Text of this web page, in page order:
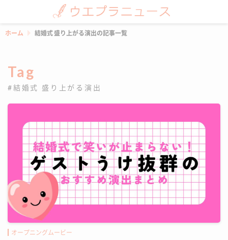
ホーム 結婚式 盛り上がる演出の記事一覧
Tag
#結婚式 盛り上がる演出
オープニングムービー